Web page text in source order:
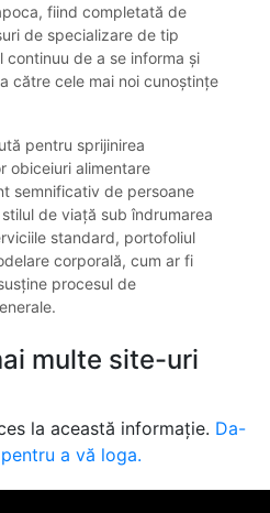
fiind completată de
de specializare de tip
de a se informa și
către cele mai noi cunoștințe
pentru sprijinirea
obiceiuri alimentare
semnificativ de persoane
de viață sub îndrumarea
standard, portofoliul
corporală, cum ar fi
procesul de
multe site-uri
la această informație. Da-
a vă loga.